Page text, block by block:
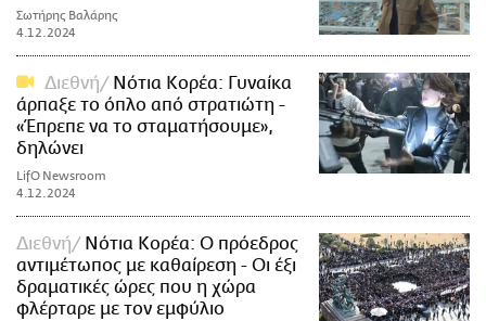
Σωτήρης Βαλάρης
4.12.2024
Διεθνή
Νότια Κορέα: Γυναίκα
άρπαξε το όπλο από στρατιώτη -
«Έπρεπε να το σταματήσουμε»,
δηλώνει
LifO Newsroom
4.12.2024
Διεθνή
Νότια Κορέα: Ο πρόεδρος
αντιμέτωπος με καθαίρεση - Οι έξι
δραματικές ώρες που η χώρα
φλέρταρε με τον εμφύλιο